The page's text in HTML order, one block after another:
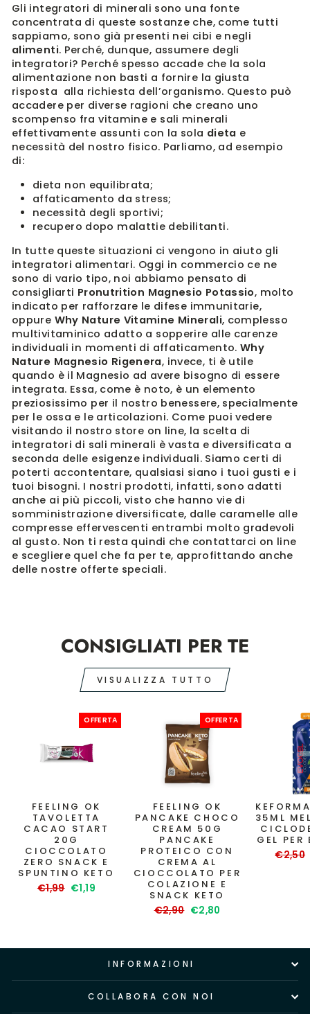
Gli integratori di minerali sono una fonte
concentrata di queste sostanze che, come tutti
sappiamo, sono già presenti nei cibi e negli
alimenti. Perché, dunque, assumere degli
integratori? Perché spesso accade che la sola
alimentazione non basti a fornire la giusta
risposta alla richiesta dell’organismo. Questo può
accadere per diverse ragioni che creano uno
scompenso fra vitamine e sali minerali
effettivamente assunti con la sola dieta e
necessità del nostro fisico. Parliamo, ad esempio
di:
dieta non equilibrata;
affaticamento da stress;
necessità degli sportivi;
recupero dopo malattie debilitanti.
In tutte queste situazioni ci vengono in aiuto gli
integratori alimentari. Oggi in commercio ce ne
sono di vario tipo, noi abbiamo pensato di
consigliarti Pronutrition Magnesio Potassio, molto
indicato per rafforzare le difese immunitarie,
oppure Why Nature Vitamine Minerali, complesso
multivitaminico adatto a sopperire alle carenze
individuali in momenti di affaticamento.Why
Nature Magnesio Rigenera, invece, ti è utile
quando è il Magnesio ad avere bisogno di essere
integrata. Essa, come è noto, è un elemento
preziosissimo per il nostro benessere, specialmente
per le ossa e le articolazioni. Come puoi vedere
visitando il nostro store on line, la scelta di
integratori di sali minerali è vasta e diversificata a
seconda delle esigenze individuali. Siamo certi di
poterti accontentare, qualsiasi siano i tuoi gusti e i
tuoi bisogni. I nostri prodotti, infatti, sono adatti
anche ai più piccoli, visto che hanno vie di
somministrazione diversificate, dalle caramelle alle
compresse effervescenti entrambi molto gradevoli
al gusto. Non ti resta quindi che contattarci on line
e scegliere quel che fa per te, approfittando anche
delle nostre offerte speciali.
CONSIGLIATI PER TE
VISUALIZZA TUTTO
OFFERTA
FEELING OK
TAVOLETTA
CACAO START
20G
CIOCCOLATO
ZERO SNACK E
SPUNTINO KETO
Prezzo
€1,99 Prezzo
€1,19
OFFERTA
FEELING OK
PANCAKE CHOCO
CREAM 50G
PANCAKE
PROTEICO CON
CREMA AL
CIOCCOLATO PER
COLAZIONE E
SNACK KETO
Prezzo
€2,90 Prezzo
€2,80
35ML
GEL PER
Prezzo
€2,50
INFORMAZIONI
COLLABORA CON NOI